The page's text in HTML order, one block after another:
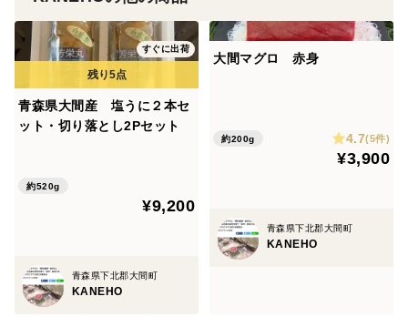
すぐに出荷
青森県大間産 塩うに２本セ
ット・切り落とし2Pセット
約520g
¥9,200
青森県下北郡大間町
KANEHO
大間マグロ 赤身
約200g 4.7(5件)
¥3,900
青森県下北郡大間町
KANEHO